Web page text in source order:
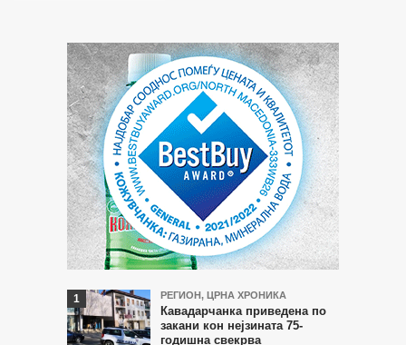
Најчитани
во
РЕГИОН, ЦРНА ХРОНИКА
Кавадарчанка приведена по
закани кон нејзината 75-
годишна свекрва